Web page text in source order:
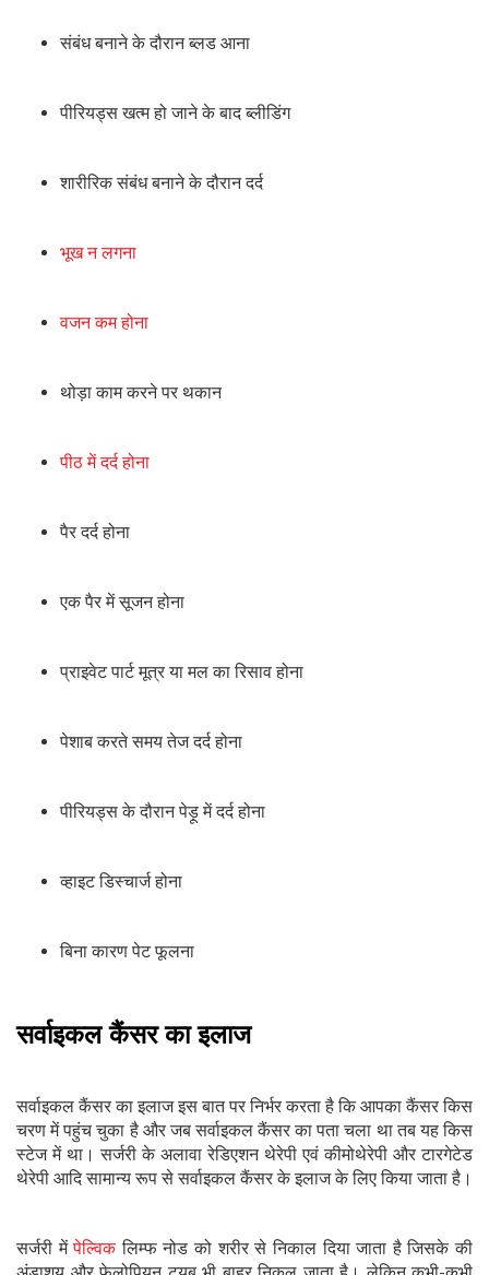
संबंध बनाने के दौरान ब्लड आना
पीरियड्स खत्म हो जाने के बाद ब्लीडिंग
शारीरिक संबंध बनाने के दौरान दर्द
भूख न लगना
वजन कम होना
थोड़ा काम करने पर थकान
पीठ में दर्द होना
पैर दर्द होना
एक पैर में सूजन होना
प्राइवेट पार्ट मूत्र या मल का रिसाव होना
पेशाब करते समय तेज दर्द होना
पीरियड्स के दौरान पेड़ू में दर्द होना
व्हाइट डिस्चार्ज होना
बिना कारण पेट फूलना
सर्वाइकल कैंसर का इलाज
सर्वाइकल कैंसर का इलाज इस बात पर निर्भर करता है कि आपका कैंसर किस
चरण में पहुंच चुका है और जब सर्वाइकल कैंसर का पता चला था तब यह किस
स्टेज में था। सर्जरी के अलावा रेडिएशन थेरेपी एवं कीमोथेरेपी और टारगेटेड
थेरेपी आदि सामान्य रूप से सर्वाइकल कैंसर के इलाज के लिए किया जाता है।
सर्जरी मेंपेल्विकलिम्फ नोड को शरीर से निकाल दिया जाता है जिसके की